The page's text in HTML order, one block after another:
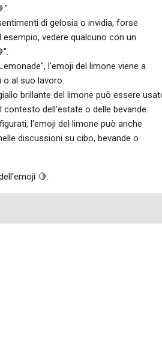
di gelosia o invidia, forse
vedere qualcuno con un
l'emoji del limone viene a
o al suo lavoro.
brillante del limone può essere
dell'estate o delle bevande.
l'emoji del limone può anche
discussioni su cibo, bevande o
🍋.